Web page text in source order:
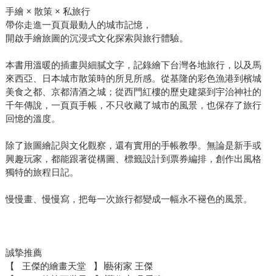
手繪 × 散策 × 私旅行
帶你走進一頁頁最動人的城市記憶，
開啟手繪旅圖的沉浸式文化探索與旅行體驗。
本書用溫暖的插畫與細膩文字，記錄繪下台灣各地旅行，以及馬
來西亞、日本城市散策時的所見所感。從基隆的彩色漁港到檳城
美食之都、京都清酒之城；從西門紅樓的歷史建築到宇治神社的
千年傳說，一頁頁手帳，不只收藏了城市的風景，也保存了旅行
回憶的溫度。
除了旅圖繪記與文化觀察，還有實用的手帳教學。無論是新手或
興趣玩家，都能跟著從構圖、標籤設計到票券編排，創作出風格
獨特的旅程日記。
慢慢畫、慢慢寫，把每一次旅行都變成一幅永不褪色的風景。
誠摯推薦
【 王傑的繪畫天堂 】∣藝術家 王傑